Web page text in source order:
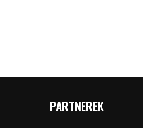
PARTNEREK